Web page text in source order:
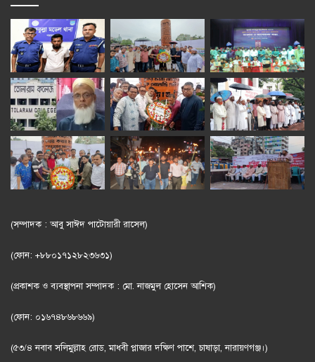
(সম্পাদক : আবু সাঈদ পাটোয়ারী রাসেল)
(ফোন: +৮৮০১৭১২৮২৩৬৩১)
(প্রকাশক ও ব্যবস্থাপনা সম্পাদক : মো. নাজমুল হোসেন আশিক)
(ফোন: ০১৬৭৪৮৬৮৬৬৯)
(৫৩/৪ নবাব সলিমুল্লাহ রোড, মাধবী প্লাজার দক্ষিণ পাশে, চাষাড়া, নারায়ণগঞ্জ।)